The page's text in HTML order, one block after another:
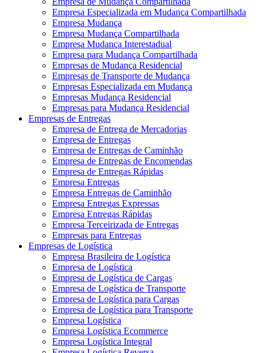
Empresa Especializada em Mudança Compartilhada
Empresa Mudança
Empresa Mudança Compartilhada
Empresa Mudança Interestadual
Empresa para Mudança Compartilhada
Empresas de Mudança Residencial
Empresas de Transporte de Mudança
Empresas Especializada em Mudança
Empresas Mudança Residencial
Empresas para Mudança Residencial
Empresas de Entregas
Empresa de Entrega de Mercadorias
Empresa de Entregas
Empresa de Entregas de Caminhão
Empresa de Entregas de Encomendas
Empresa de Entregas Rápidas
Empresa Entregas
Empresa Entregas de Caminhão
Empresa Entregas Expressas
Empresa Entregas Rápidas
Empresa Terceirizada de Entregas
Empresas para Entregas
Empresas de Logística
Empresa Brasileira de Logística
Empresa de Logística
Empresa de Logística de Cargas
Empresa de Logística de Transporte
Empresa de Logística para Cargas
Empresa de Logística para Transporte
Empresa Logística
Empresa Logística Ecommerce
Empresa Logística Integral